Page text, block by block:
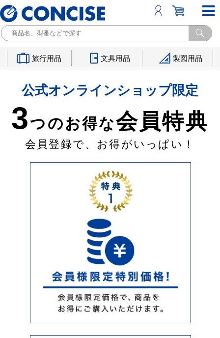
旅行用品 文具用品 製図用品
公式オンラインショップ限定
3つのお得な会員特典
会員登録で、お得がいっぱい！